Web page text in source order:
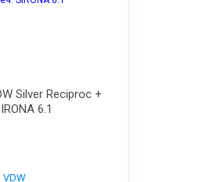
Silver Reciproc +
6.1
VDW